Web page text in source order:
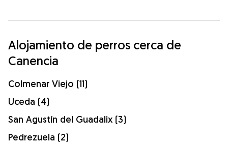
Alojamiento de perros cerca de
Canencia
Colmenar Viejo (11)
Uceda (4)
San Agustín del Guadalix (3)
Pedrezuela (2)